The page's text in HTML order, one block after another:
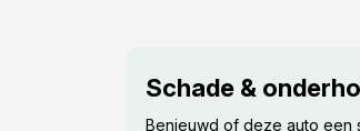
Schade &
Benieuwd of deze auto een